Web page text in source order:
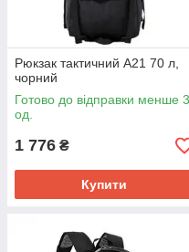
Рюкзак тактичний A21 70 л,
чорний
Готово до відправки менше 3
од.
1 776 ₴
Купити